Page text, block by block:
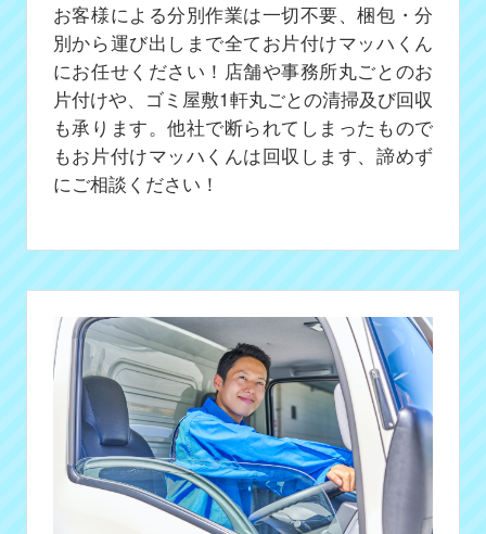
お客様による分別作業は一切不要、梱包・分
別から運び出しまで全てお片付けマッハくん
にお任せください！店舗や事務所丸ごとのお
片付けや、ゴミ屋敷1軒丸ごとの清掃及び回収
も承ります。他社で断られてしまったもので
もお片付けマッハくんは回収します、諦めず
にご相談ください！